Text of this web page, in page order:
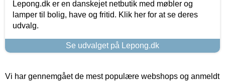
Lepong.dk er en danskejet netbutik med møbler og
lamper til bolig, have og fritid. Klik her for at se deres
udvalg.
Se udvalget på Lepong.dk
Vi har gennemgået de mest populære webshops og anmeldt